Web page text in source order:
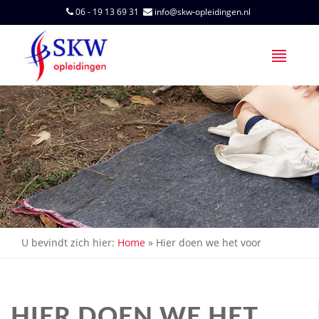
06 - 19 13 69 31 info@skw-opleidingen.nl
U bevindt zich hier: Home » Hier doen we het voor